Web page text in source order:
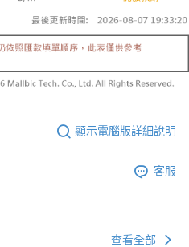
顯示電腦版詳細說明
客服
查看全部